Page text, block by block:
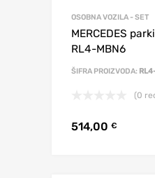
OSOBNA VOZILA - SET
MERCEDES
RL4-MBN6
ŠIFRA PROIZVODA:
(0
514,00 €